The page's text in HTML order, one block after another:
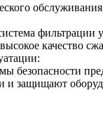
фильтрации
качество
безопасности
и защищают